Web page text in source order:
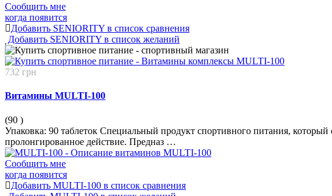
Сообщить мне
когда появится
Добавить SENIORITY в список сравнения
Добавить SENIORITY в список желаний
732 грн
Витамины MULTI-100
(90 )
Упаковка: 90 таблеток Специальный продукт спортивного питания,
пролонгированное действие. Предназ …
Сообщить мне
когда появится
Добавить MULTI-100 в список сравнения